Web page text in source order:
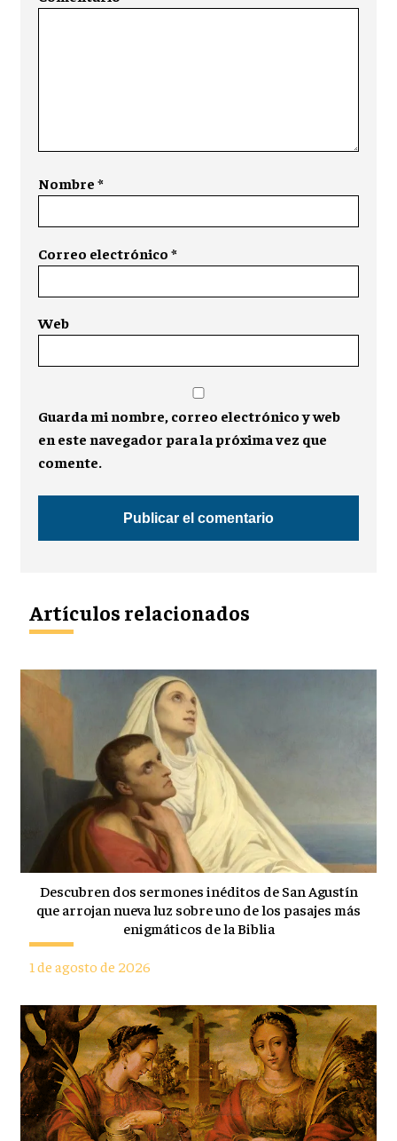
Nombre*
Correo electrónico*
Web
Guarda mi nombre, correo electrónico y web
en este navegador para la próxima vez que
comente.
Artículos relacionados
Descubren dos sermones inéditos de San Agustín
que arrojan nueva luz sobre uno de los pasajes más
enigmáticos de la Biblia
1 de agosto de 2026